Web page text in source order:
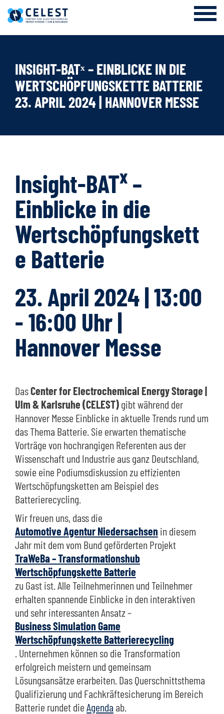
About us
EES Academy and Research Training Group
Research
INSIGHT-BATˣ – EINBLICKE IN DIE
WERTSCHÖPFUNGSKETTE BATTERIE
23. APRIL 2024 | HANNOVER MESSE
Insight-BATx –
Einblicke in die
Wertschöpfungskett
e Batterie
23. April 2024 | 13:00
- 16:00 Uhr |
Hannover Messe
DasCenter for Electrochemical Energy Storage |
Ulm & Karlsruhe (CELEST)gibt während der
Hannover Messe Einblicke in aktuelle Trends rund um
das Thema Batterie. Sie erwarten thematische
Vorträge von hochrangigen Referenten aus der
Wissenschaft und Industrie aus ganz Deutschland,
sowie eine Podiumsdiskussion zu effizienten
Wertschöpfungsketten am Beispiel des
Batterierecycling.
Wir freuen uns, dass die
Automotive Agentur Niedersachsenin diesem
Jahr mit dem vom Bund geförderten Projekt
TraWeBa – Transformationshub
Wertschöpfungskette Batterie
zu Gast ist. Alle Teilnehmerinnen und Teilnehmer
erhalten spannende Einblicke in den interaktiven
und sehr interessanten Ansatz –
Business Simulation Game
Wertschöpfungskette Batterierecycling
. Unternehmen können so die Transformation
erfolgreich meistern und gemeinsam
Lösungsansätze erarbeiten. Das Querschnittsthema
Qualifizierung und Fachkräftesicherung im Bereich
Batterie rundet dieAgenda ab.